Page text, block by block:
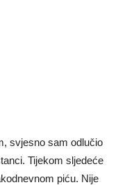
svjesno sam odlučio
Tijekom sljedeće
piću. Nije